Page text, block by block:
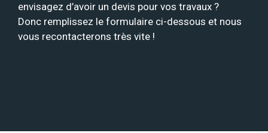
envisagez d’avoir un devis pour vos travaux ?
Donc remplissez le formulaire ci-dessous et nous
vous recontacterons très vite !